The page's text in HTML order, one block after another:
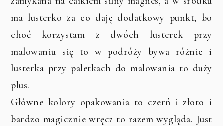
ma lusterko za co daję dodatkowy punkt, bo
choć korzystam z dwóch lusterek przy
malowaniu się to w podróży bywa różnie i
lusterka przy paletkach do malowania to duży
plus.
Główne kolory opakowania to czerń i złoto i
bardzo magicznie wręcz to razem wygląda. Just